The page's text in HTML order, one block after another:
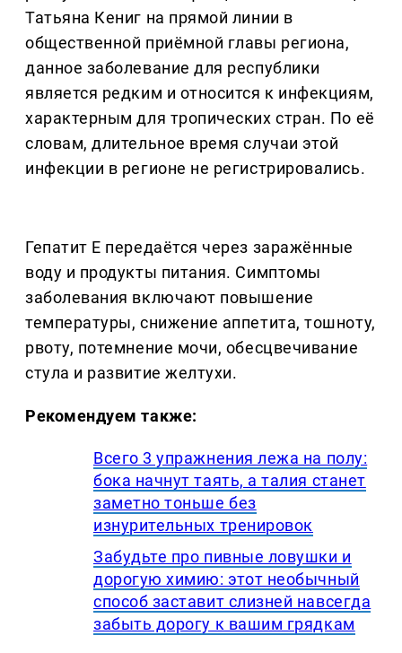
Татьяна Кениг на прямой линии в
общественной приёмной главы региона,
данное заболевание для республики
является редким и относится к инфекциям,
характерным для тропических стран. По её
словам, длительное время случаи этой
инфекции в регионе не регистрировались.
Гепатит Е передаётся через заражённые
воду и продукты питания. Симптомы
заболевания включают повышение
температуры, снижение аппетита, тошноту,
рвоту, потемнение мочи, обесцвечивание
стула и развитие желтухи.
Рекомендуем также:
Всего 3 упражнения лежа на полу:
бока начнут таять, а талия станет
заметно тоньше без
изнурительных тренировок
Забудьте про пивные ловушки и
дорогую химию: этот необычный
способ заставит слизней навсегда
забыть дорогу к вашим грядкам